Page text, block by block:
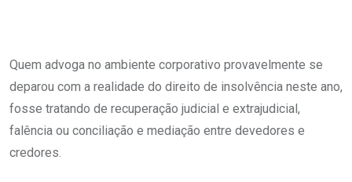
Quem advoga no ambiente corporativo provavelmente se
deparou com a realidade do direito de insolvência neste ano,
fosse tratando de recuperação judicial e extrajudicial,
falência ou conciliação e mediação entre devedores e
credores.